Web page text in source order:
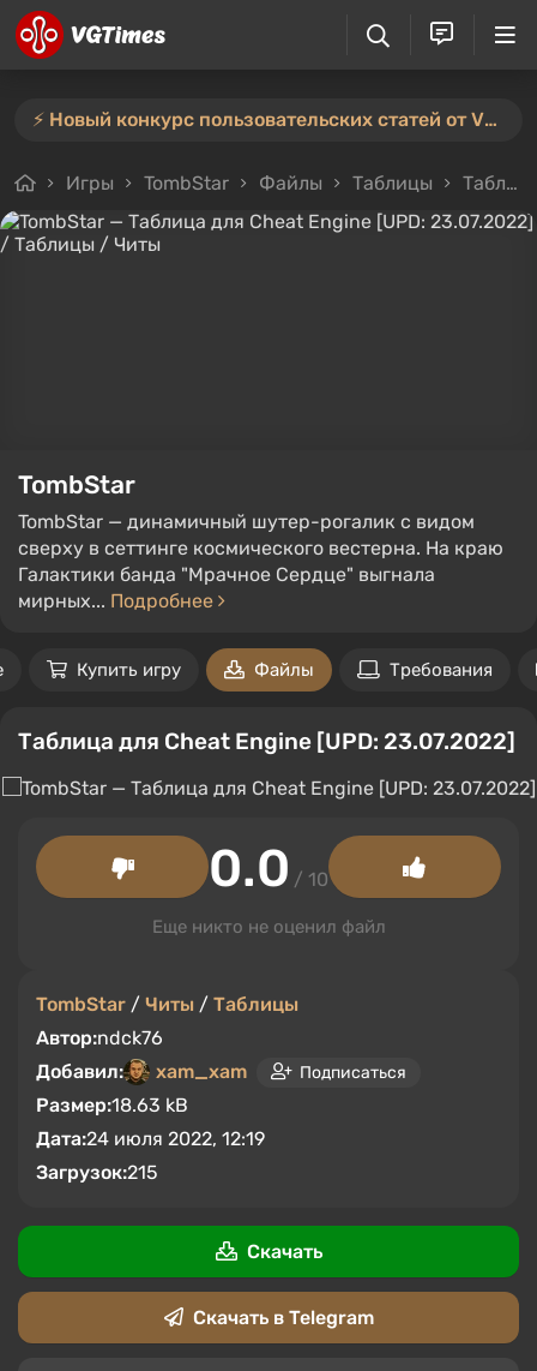
⚡️ Новый конкурс пользовательских статей от VGTimes — участвуйте тут ⚡️
Игры TombStar Файлы Таблицы Таблица для Cheat Engine [UPD: 23.07.2022]
TombStar
TombStar — динамичный шутер-рогалик с видом
сверху в сеттинге космического вестерна. На краю
Галактики банда "Мрачное Сердце" выгнала
мирных... Подробнее
Купить игру Файлы Требования
Таблица для Cheat Engine [UPD: 23.07.2022]
TombStar / Читы / Таблицы
Автор:ndck76
Добавил:
xam_xam Подписаться
Размер:18.63 kB
Дата:24 июля 2022, 12:19
Загрузок:215
0.0 / 10
Еще никто не оценил файл
Скачать
Скачать в Telegram